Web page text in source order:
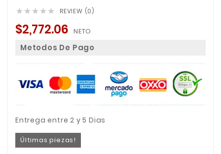
     REVIEW (0)
$2,772.06 NETO
Metodos De Pago
Entrega entre 2 y 5 Dias
Últimas piezas!